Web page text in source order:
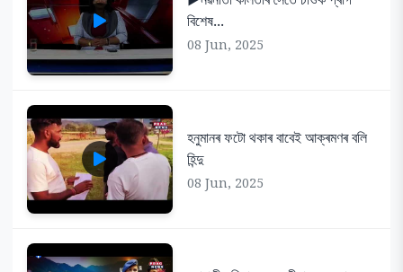
বিশেষ...
08 Jun, 2025
হনুমানৰ ফটো থকাৰ বাবেই আক্ৰমণৰ বলি
হিন্দু
08 Jun, 2025